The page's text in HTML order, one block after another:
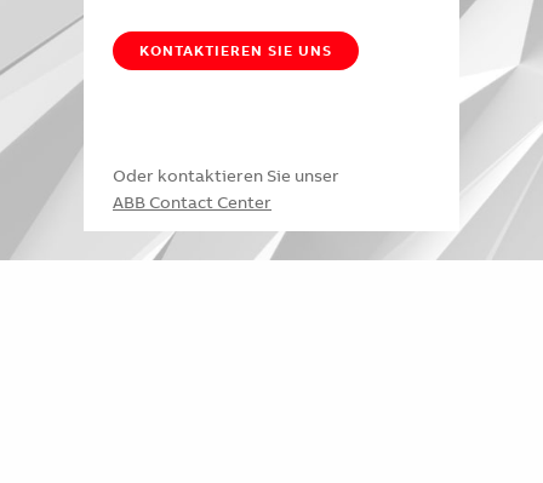
KONTAKTIEREN SIE UNS
Oder kontaktieren Sie unser
ABB Contact Center